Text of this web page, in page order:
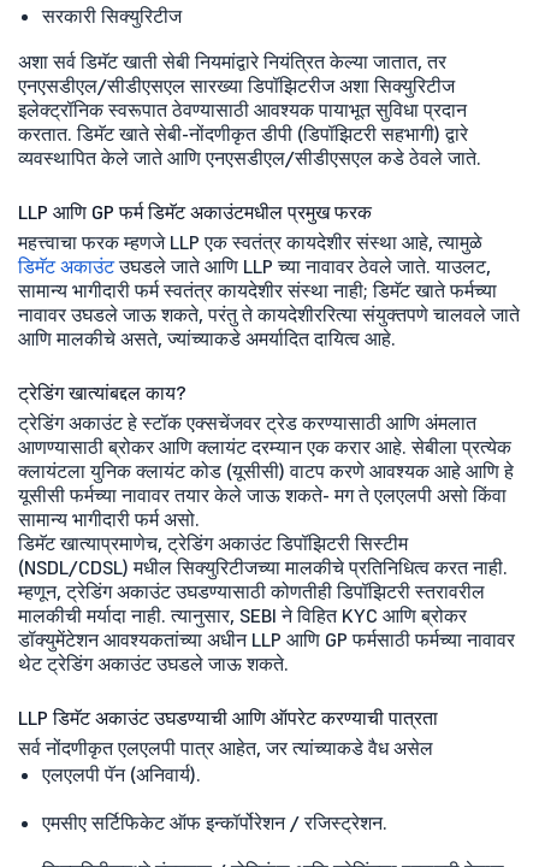
सरकारी सिक्युरिटीज
अशा सर्व डिमॅट खाती सेबी नियमांद्वारे नियंत्रित केल्या जातात, तर
एनएसडीएल/सीडीएसएल सारख्या डिपॉझिटरीज अशा सिक्युरिटीज
इलेक्ट्रॉनिक स्वरूपात ठेवण्यासाठी आवश्यक पायाभूत सुविधा प्रदान
करतात. डिमॅट खाते सेबी-नोंदणीकृत डीपी (डिपॉझिटरी सहभागी) द्वारे
व्यवस्थापित केले जाते आणि एनएसडीएल/सीडीएसएल कडे ठेवले जाते.
LLP आणि GP फर्म डिमॅट अकाउंटमधील प्रमुख फरक
महत्त्वाचा फरक म्हणजे LLP एक स्वतंत्र कायदेशीर संस्था आहे, त्यामुळे
डिमॅट अकाउंटउघडले जाते आणि LLP च्या नावावर ठेवले जाते. याउलट,
सामान्य भागीदारी फर्म स्वतंत्र कायदेशीर संस्था नाही; डिमॅट खाते फर्मच्या
नावावर उघडले जाऊ शकते, परंतु ते कायदेशीररित्या संयुक्तपणे चालवले जाते
आणि मालकीचे असते, ज्यांच्याकडे अमर्यादित दायित्व आहे.
ट्रेडिंग खात्यांबद्दल काय?
ट्रेडिंग अकाउंट हे स्टॉक एक्सचेंजवर ट्रेड करण्यासाठी आणि अंमलात
आणण्यासाठी ब्रोकर आणि क्लायंट दरम्यान एक करार आहे. सेबीला प्रत्येक
क्लायंटला युनिक क्लायंट कोड (यूसीसी) वाटप करणे आवश्यक आहे आणि हे
यूसीसी फर्मच्या नावावर तयार केले जाऊ शकते- मग ते एलएलपी असो किंवा
सामान्य भागीदारी फर्म असो.
डिमॅट खात्याप्रमाणेच, ट्रेडिंग अकाउंट डिपॉझिटरी सिस्टीम
(NSDL/CDSL) मधील सिक्युरिटीजच्या मालकीचे प्रतिनिधित्व करत नाही.
म्हणून, ट्रेडिंग अकाउंट उघडण्यासाठी कोणतीही डिपॉझिटरी स्तरावरील
मालकीची मर्यादा नाही. त्यानुसार, SEBI ने विहित KYC आणि ब्रोकर
डॉक्युमेंटेशन आवश्यकतांच्या अधीन LLP आणि GP फर्मसाठी फर्मच्या नावावर
थेट ट्रेडिंग अकाउंट उघडले जाऊ शकते.
LLP डिमॅट अकाउंट उघडण्याची आणि ऑपरेट करण्याची पात्रता
सर्व नोंदणीकृत एलएलपी पात्र आहेत, जर त्यांच्याकडे वैध असेल
एलएलपी पॅन (अनिवार्य).
एमसीए सर्टिफिकेट ऑफ इन्कॉर्पोरेशन / रजिस्ट्रेशन.